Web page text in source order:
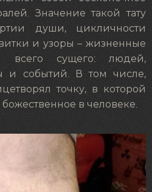
Значение такой тату
души, цикличности
и узоры – жизненные
всего сущего: людей,
и событий. В том числе,
точку, в которой
в человеке.